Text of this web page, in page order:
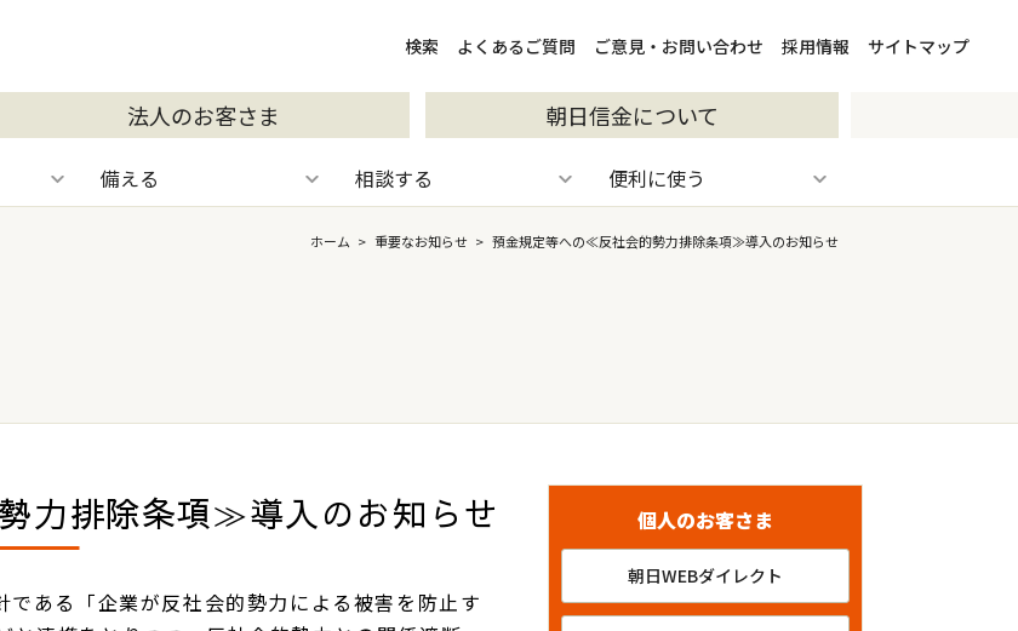
検索 検索
よくあるご質問 ご意見・お問い合わせ 採用情報 サイトマップ
法人のお客さま 朝日信金について
備える 相談する 便利に使う
ホーム > 重要なお知らせ > 預金規定等への≪反社会的勢力排除条項≫導入のお知らせ
力排除条項≫導入のお知らせ
ある「企業が反社会的勢力による被害を防止す
個人のお客さま
朝日WEBダイレクト